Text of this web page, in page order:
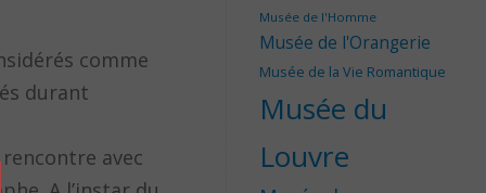
comme
durant
avec
Musée de l'Homme
Musée de l'Orangerie
Musée de la Vie Romantique
Musée du
Louvre